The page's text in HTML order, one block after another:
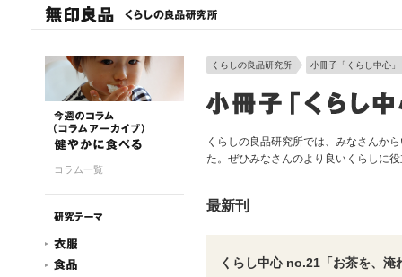
コラム一覧
くらしの良品研究所 小冊子「くらし中心」
くらしの良品研究所では、みなさんか
た。ぜひみなさんのより良いくらしに
最新刊
くらし中心 no.21「お茶を、淹